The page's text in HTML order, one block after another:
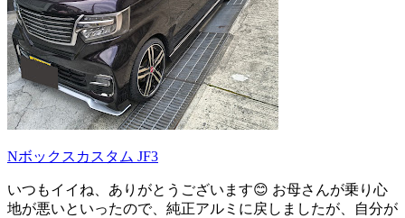
Nボックスカスタム JF3
いつもイイね、ありがとうございます😊 お母さんが乗り心
地が悪いといったので、純正アルミに戻しましたが、自分が